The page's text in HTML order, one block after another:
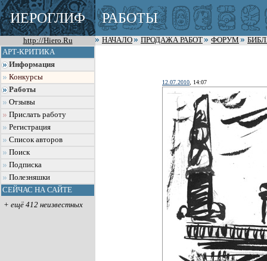
ИЕРОГЛИФ РАБОТЫ
http://Hiero.Ru НАЧАЛО ПРОДАЖА РАБОТ ФОРУМ
АРТ-КРИТИКА
Информация
Конкурсы
Работы
Отзывы
Прислать работу
Регистрация
Список авторов
Поиск
Подписка
Полезняшки
СЕЙЧАС НА САЙТЕ
+ ещё 412 неизвестных
12.07.2010 , 14:07